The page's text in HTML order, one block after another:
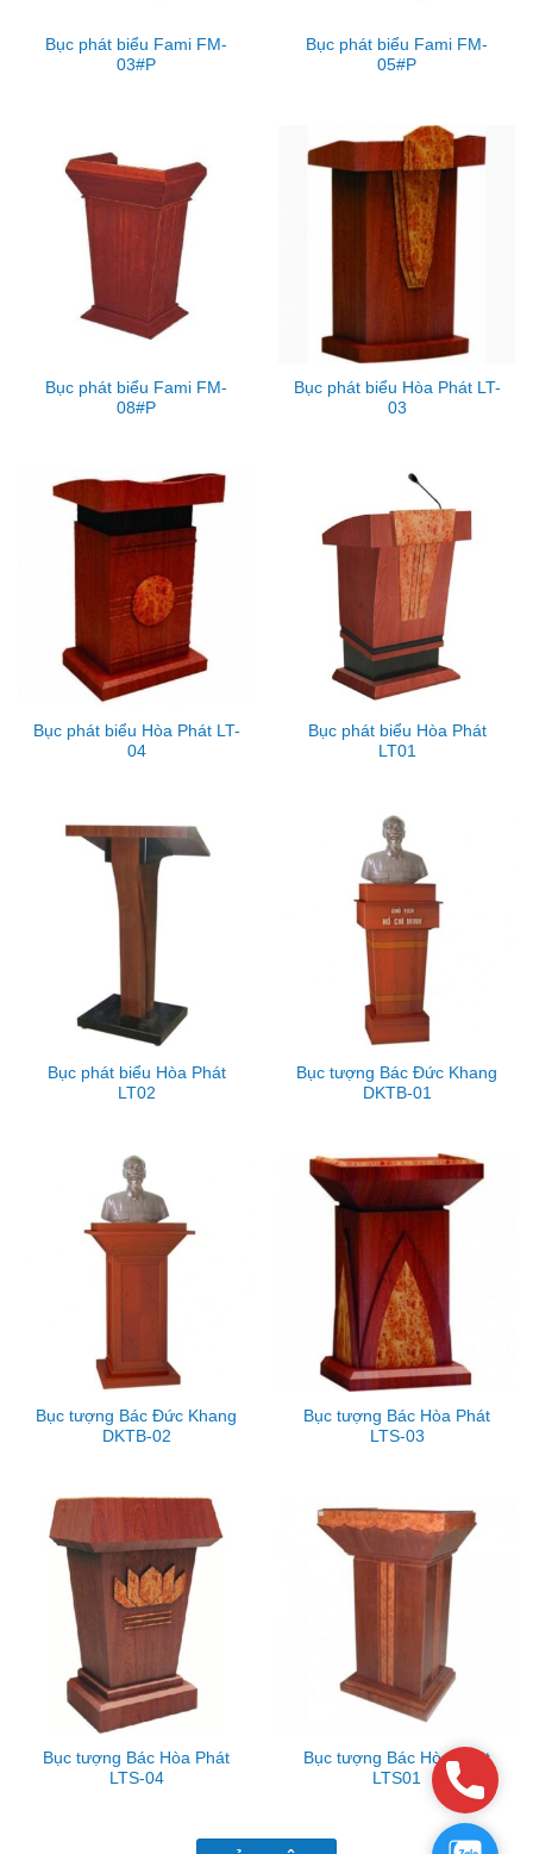
Bục phát biểu Fami FM-
03#P
Bục phát biểu Fami FM-
05#P
Bục phát biểu Fami FM-
08#P
Bục phát biểu Hòa Phát LT-
03
Bục phát biểu Hòa Phát LT-
04
Bục phát biểu Hòa Phát
LT01
Bục phát biểu Hòa Phát
LT02
Bục tượng Bác Đức Khang
DKTB-01
Bục tượng Bác Đức Khang
DKTB-02
Bục tượng Bác Hòa Phát
LTS-03
Bục tượng Bác Hòa Phát
LTS-04
Bục tượng Bác Hòa Phát
LTS01
Phone